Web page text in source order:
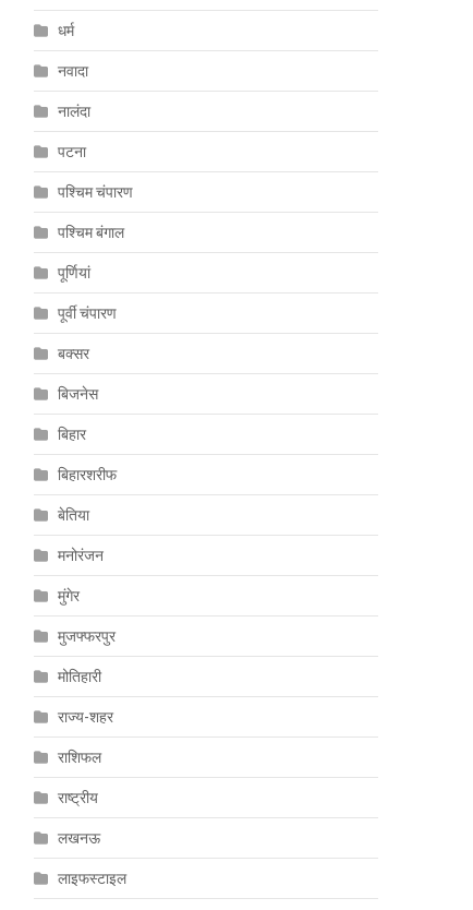
धर्म
नवादा
नालंदा
पटना
पश्चिम चंपारण
पश्चिम बंगाल
पूर्णियां
पूर्वी चंपारण
बक्सर
बिजनेस
बिहार
बिहारशरीफ
बेतिया
मनोरंजन
मुंगेर
मुजफ्फरपुर
मोतिहारी
राज्य-शहर
राशिफल
राष्ट्रीय
लखनऊ
लाइफस्टाइल